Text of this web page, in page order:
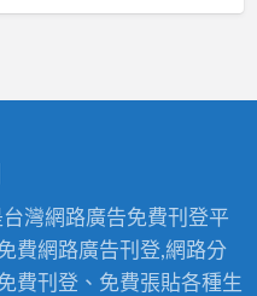
灣網路廣告免費刊登平
費網路廣告刊登,網路分
費刊登、免費張貼各種生